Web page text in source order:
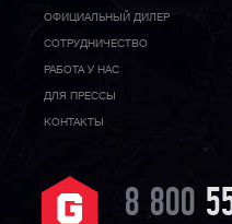
ОФИЦИАЛЬНЫЙ ДИЛЕР
CОТРУДНИЧЕСТВО
РАБОТА У НАС
ДЛЯ ПРЕССЫ
КОНТАКТЫ
8 800